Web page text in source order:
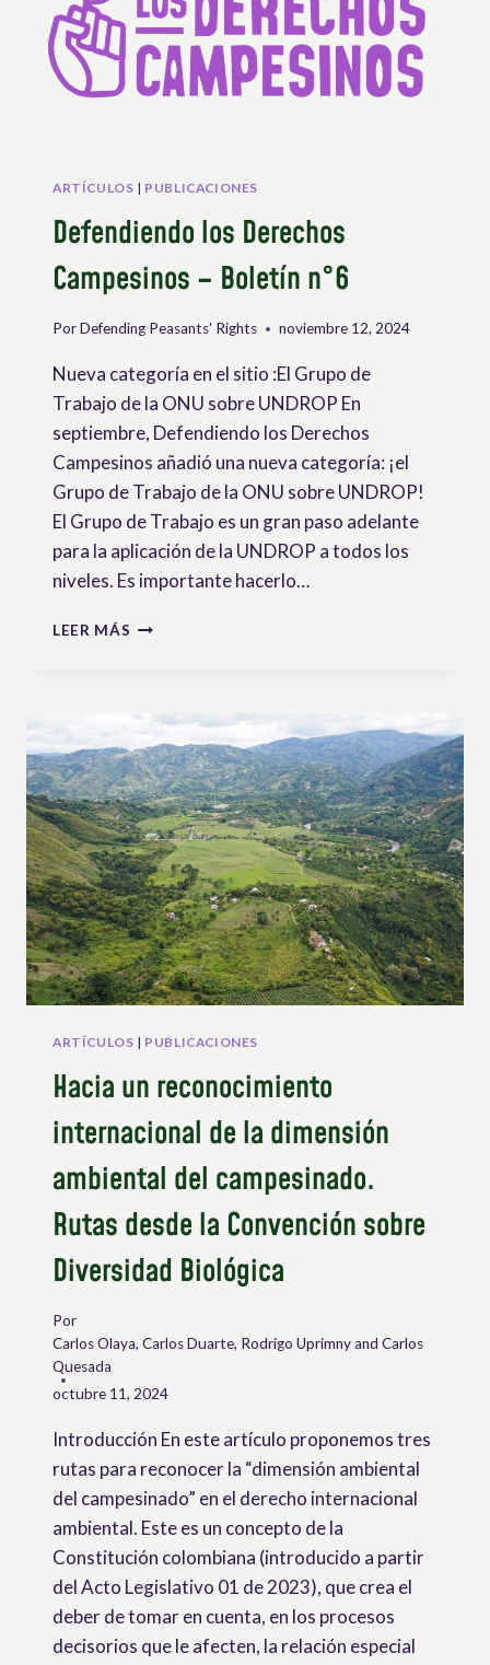
DERECHO
AL
DESARROLLO
Y
ARTÍCULOS | PUBLICACIONES
Defendiendo los Derechos
Campesinos – Boletín n°6
PorDefending Peasants' Rights noviembre 12, 2024
Nueva categoría en el sitio :El Grupo de
Trabajo de la ONU sobre UNDROP En
septiembre, Defendiendo los Derechos
Campesinos añadió una nueva categoría: ¡el
Grupo de Trabajo de la ONU sobre UNDROP!
El Grupo de Trabajo es un gran paso adelante
para la aplicación de la UNDROP a todos los
niveles. Es importante hacerlo…
LEER MÁS DEFENDIENDO
BOLETÍN
N°6
ARTÍCULOS | PUBLICACIONES
Hacia un reconocimiento
internacional de la dimensión
ambiental del campesinado.
Rutas desde la Convención sobre
Diversidad Biológica
Por
Carlos Olaya, Carlos Duarte, Rodrigo Uprimny and Carlos
Quesada
octubre 11, 2024
Introducción En este artículo proponemos tres
rutas para reconocer la “dimensión ambiental
del campesinado” en el derecho internacional
ambiental. Este es un concepto de la
Constitución colombiana (introducido a partir
del Acto Legislativo 01 de 2023), que crea el
deber de tomar en cuenta, en los procesos
decisorios que le afecten, la relación especial